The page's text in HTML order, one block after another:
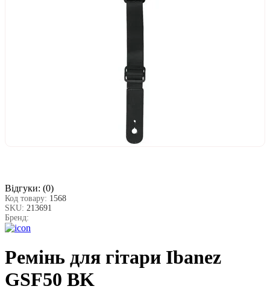
Відгуки: (0)
Код товару: 1568
SKU: 213691
Бренд:
Ремінь для гітари Ibanez
GSF50 BK